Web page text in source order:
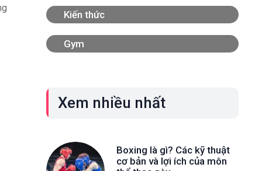
Kiến thức
Gym
Xem nhiều nhất
Boxing là gì? Các kỹ thuật
cơ bản và lợi ích của môn